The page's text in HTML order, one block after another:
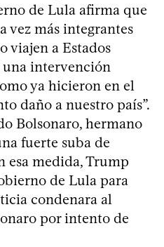
de Lula afirma que
vez más integrantes
viajen a Estados
una intervención
ya hicieron en el
daño a nuestro país”.
Bolsonaro, hermano
fuerte suba de
esa medida, Trump
de Lula para
condenara al
por intento de